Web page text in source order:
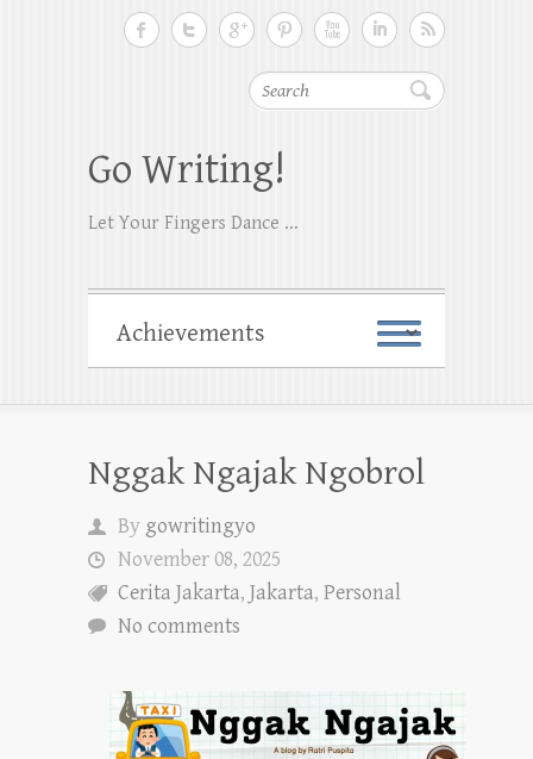
Search
Go Writing!
Let Your Fingers Dance ...
Nggak Ngajak Ngobrol
By gowritingyo
November 08, 2025
Cerita Jakarta, Jakarta, Personal
No comments